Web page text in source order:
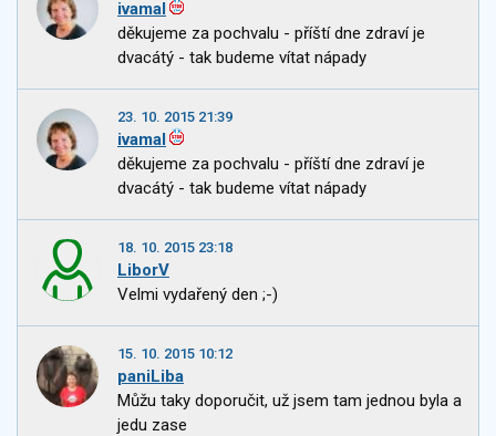
ivamal
děkujeme za pochvalu - příští dne zdraví je
dvacátý - tak budeme vítat nápady
23. 10. 2015 21:39
ivamal
děkujeme za pochvalu - příští dne zdraví je
dvacátý - tak budeme vítat nápady
18. 10. 2015 23:18
LiborV
Velmi vydařený den ;-)
15. 10. 2015 10:12
paniLiba
Můžu taky doporučit, už jsem tam jednou byla a
jedu zase